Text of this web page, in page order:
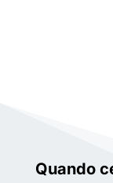
Quando